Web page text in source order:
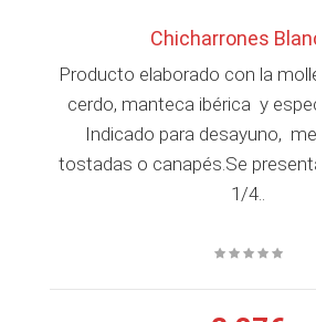
Chicharrones
Producto elaborado con la
cerdo, manteca ibérica y
Indicado para desayuno,
tostadas o canapés.Se
1/4..